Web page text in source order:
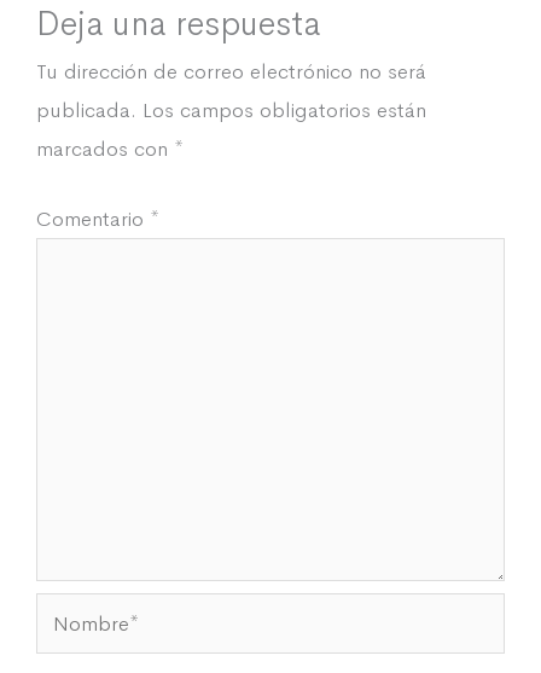
Deja una respuesta
Tu dirección de correo electrónico no será
publicada. Los campos obligatorios están
marcados con *
Comentario *
Nombre*